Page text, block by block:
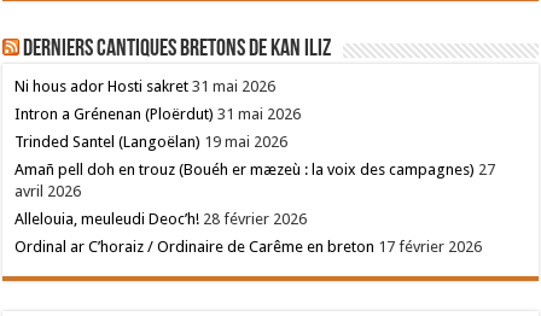
Derniers cantiques bretons de Kan Iliz
Ni hous ador Hosti sakret 31 mai 2026
Intron a Grénenan (Ploërdut) 31 mai 2026
Trinded Santel (Langoëlan) 19 mai 2026
Amañ pell doh en trouz (Bouéh er mæzeù : la voix des campagnes) 27
avril 2026
Allelouia, meuleudi Deoc’h! 28 février 2026
Ordinal ar C’horaiz / Ordinaire de Carême en breton 17 février 2026